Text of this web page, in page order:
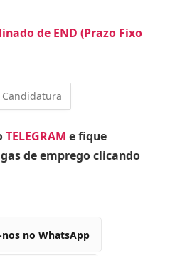
de END (Prazo Fixo
TELEGRAM e fique
de emprego clicando
nos no WhatsApp